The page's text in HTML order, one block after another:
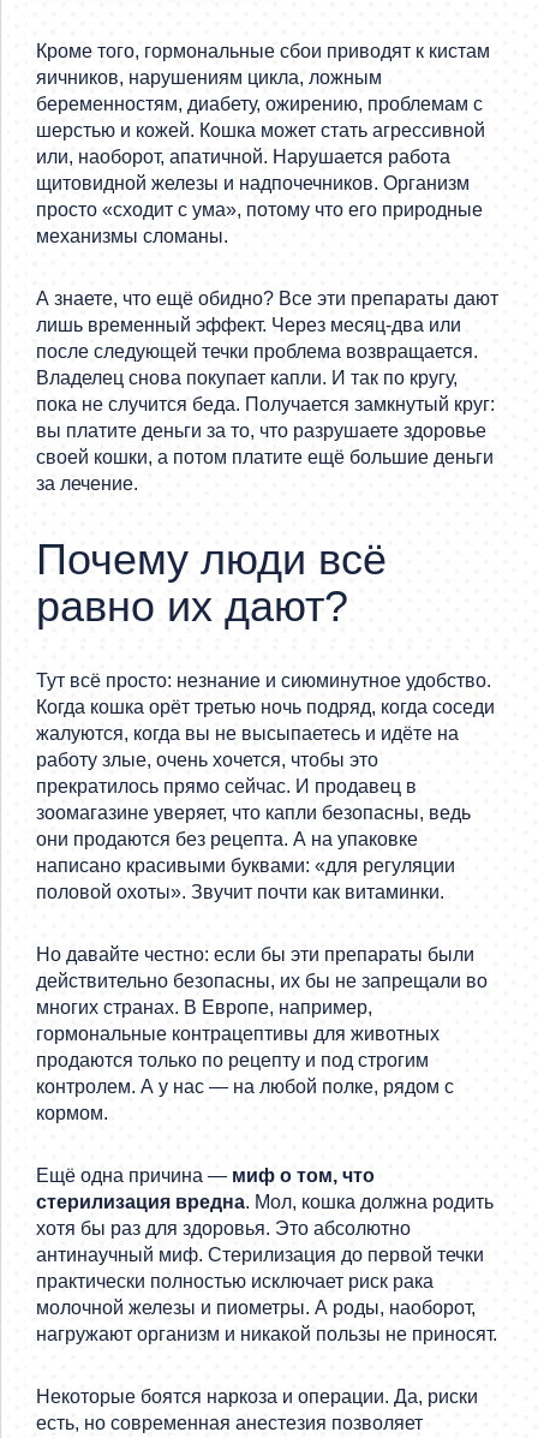
Кроме того, гормональные сбои приводят к кистам
яичников, нарушениям цикла, ложным
беременностям, диабету, ожирению, проблемам с
шерстью и кожей. Кошка может стать агрессивной
или, наоборот, апатичной. Нарушается работа
щитовидной железы и надпочечников. Организм
просто «сходит с ума», потому что его природные
механизмы сломаны.
А знаете, что ещё обидно? Все эти препараты дают
лишь временный эффект. Через месяц-два или
после следующей течки проблема возвращается.
Владелец снова покупает капли. И так по кругу,
пока не случится беда. Получается замкнутый круг:
вы платите деньги за то, что разрушаете здоровье
своей кошки, а потом платите ещё большие деньги
за лечение.
Почему люди всё
равно их дают?
Тут всё просто: незнание и сиюминутное удобство.
Когда кошка орёт третью ночь подряд, когда соседи
жалуются, когда вы не высыпаетесь и идёте на
работу злые, очень хочется, чтобы это
прекратилось прямо сейчас. И продавец в
зоомагазине уверяет, что капли безопасны, ведь
они продаются без рецепта. А на упаковке
написано красивыми буквами: «для регуляции
половой охоты». Звучит почти как витаминки.
Но давайте честно: если бы эти препараты были
действительно безопасны, их бы не запрещали во
многих странах. В Европе, например,
гормональные контрацептивы для животных
продаются только по рецепту и под строгим
контролем. А у нас — на любой полке, рядом с
кормом.
Ещё одна причина — миф о том, что
стерилизация вредна. Мол, кошка должна родить
хотя бы раз для здоровья. Это абсолютно
антинаучный миф. Стерилизация до первой течки
практически полностью исключает риск рака
молочной железы и пиометры. А роды, наоборот,
нагружают организм и никакой пользы не приносят.
Некоторые боятся наркоза и операции. Да, риски
есть, но современная анестезия позволяет